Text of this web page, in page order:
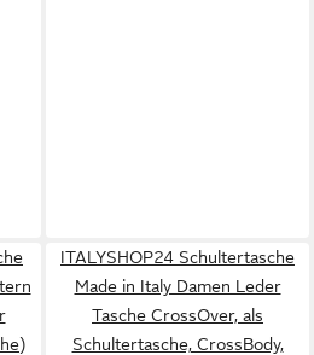
ITALYSHOP24 Schultertasche
Made in Italy Damen Leder
Tasche CrossOver, als
Schultertasche, CrossBody,